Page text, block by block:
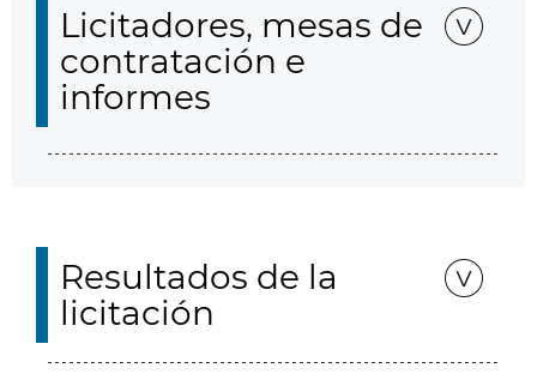
Licitadores, mesas de
contratación e
informes
Resultados de la
licitación